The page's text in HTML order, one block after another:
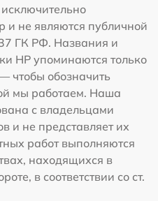
и не являются публичной
ГК РФ. Названия и
HP упоминаются только
чтобы обозначить
мы работаем. Наша
с владельцами
и не представляет их
работ выполняются
находящихся в
в соответствии со ст.